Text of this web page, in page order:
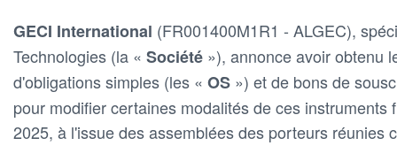
GECI International (FR001400M1R1 - ALGEC),
Technologies (la « Société »), annonce avoir obtenu
d'obligations simples (les « OS ») et de bons de
pour modifier certaines modalités de ces instruments
2025, à l'issue des assemblées des porteurs réunies